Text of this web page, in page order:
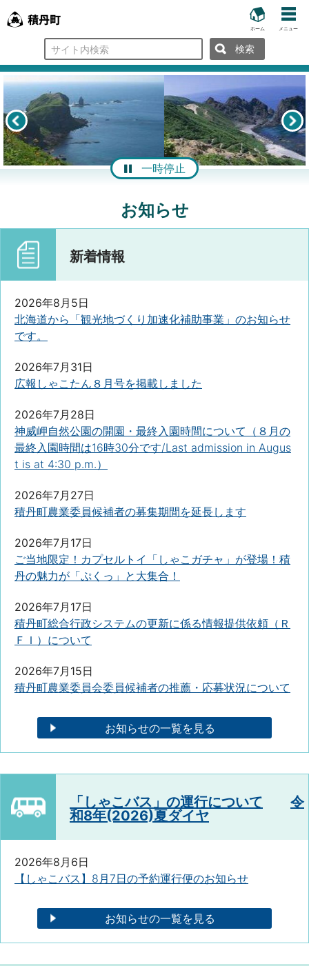
ホーム メニュー
検
索
一時停止
お知らせ
新着情報
2026年8月5日
北海道から「観光地づくり加速化補助事業」のお知らせ
です。
2026年7月31日
広報しゃこたん８月号を掲載しました
2026年7月28日
神威岬自然公園の開園・最終入園時間について（８月の
最終入園時間は16時30分です/Last admission in Augus
t is at 4:30 p.m.）
2026年7月27日
積丹町農業委員候補者の募集期間を延長します
2026年7月17日
ご当地限定！カプセルトイ「しゃこガチャ」が登場！積
丹の魅力が「ぷくっ」と大集合！
2026年7月17日
積丹町総合行政システムの更新に係る情報提供依頼（Ｒ
ＦＩ）について
2026年7月15日
積丹町農業委員会委員候補者の推薦・応募状況について
お知らせの一覧を見る
「しゃこバス」の運行について
令
和8年(2026)夏ダイヤ
2026年8月6日
【しゃこバス】8月7日の予約運行便のお知らせ
お知らせの一覧を見る